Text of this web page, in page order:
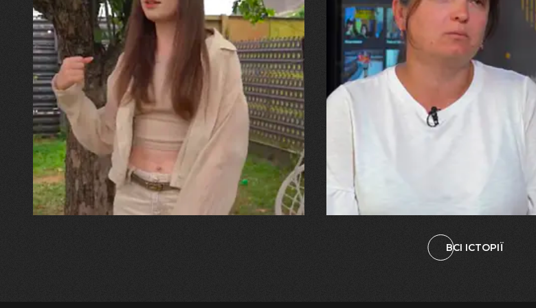
30.07.2026
Калина, Дарина та Віра Папроцькі
"Хвиля була, як від моря,
прозора і велика… Я ледве
встигла схопити племінницю"
29.07.2026
Марина, Ваїд та Аміна Харченко
"Попри всі втрати, ми не
зламалися: тепер я бачу
свого вбитого чоловіка у
наших дітях"
ВСІ ІСТОРІЇ